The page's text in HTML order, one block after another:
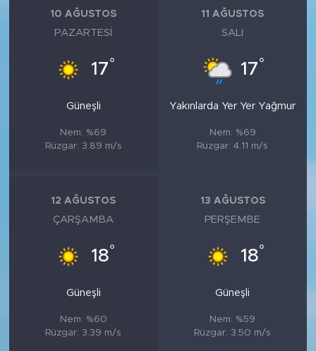
10 AĞUSTOS
PAZARTESI
17°
Güneşli
Nem: %69
Rüzgar: 3.89 m/s
11 AĞUSTOS
SALI
17°
Yakınlarda Yer Yer Yağmur
Nem: %69
Rüzgar: 4.11 m/s
12 AĞUSTOS
ÇARŞAMBA
18°
Güneşli
Nem: %60
Rüzgar: 3.39 m/s
13 AĞUSTOS
PERŞEMBE
18°
Güneşli
Nem: %59
Rüzgar: 3.50 m/s
MEDYA KÖŞESİ
FOTO GALERİ
VİDEOLAR
ALINTI YAZARLAR